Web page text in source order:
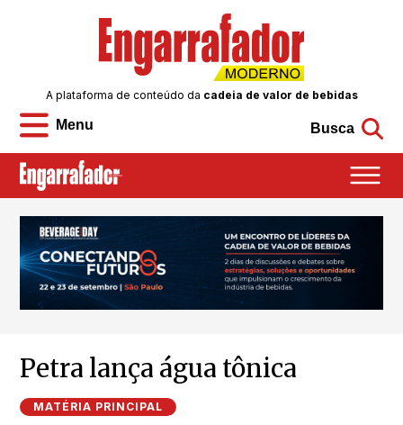
Menu
A plataforma de conteúdo da cadeia de valor de bebidas
Busca
Petra lança água tônica
MATÉRIA PRINCIPAL